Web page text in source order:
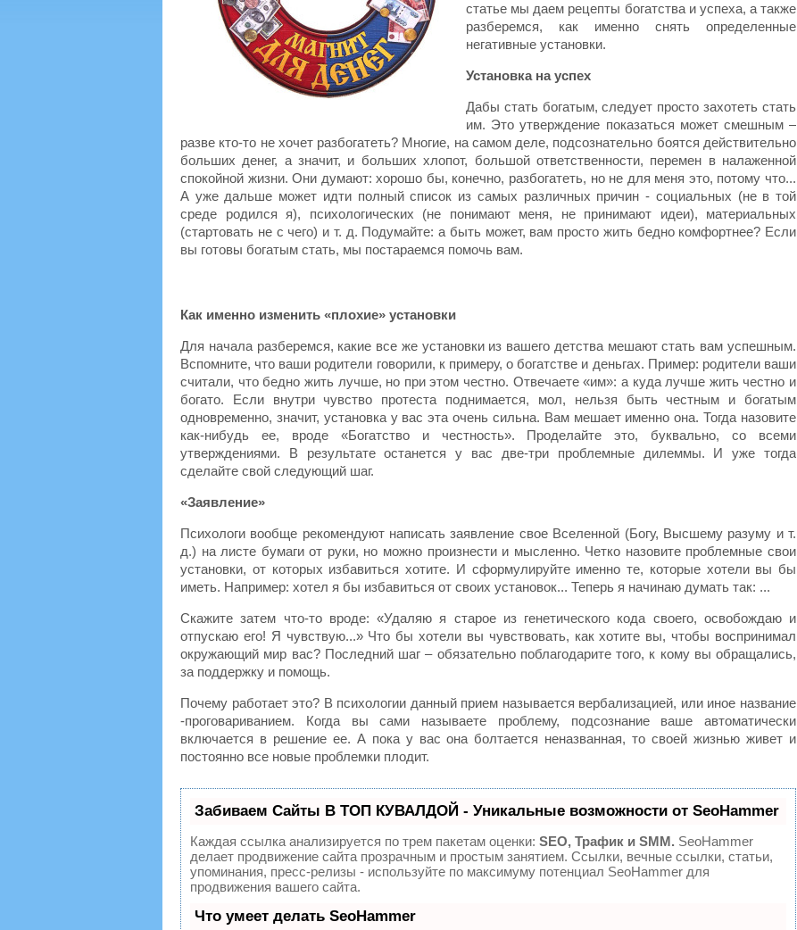
статье мы даем рецепты богатства и успеха, а также
разберемся, как именно снять определенные
негативные установки.
Установка на успех
Дабы стать богатым, следует просто захотеть стать
им. Это утверждение показаться может смешным –
разве кто-то не хочет разбогатеть? Многие, на самом деле, подсознательно боятся действительно
больших денег, а значит, и больших хлопот, большой ответственности, перемен в налаженной
спокойной жизни. Они думают: хорошо бы, конечно, разбогатеть, но не для меня это, потому что...
А уже дальше может идти полный список из самых различных причин - социальных (не в той
среде родился я), психологических (не понимают меня, не принимают идеи), материальных
(стартовать не с чего) и т. д. Подумайте: а быть может, вам просто жить бедно комфортнее? Если
вы готовы богатым стать, мы постараемся помочь вам.
Как именно изменить «плохие» установки
Для начала разберемся, какие все же установки из вашего детства мешают стать вам успешным.
Вспомните, что ваши родители говорили, к примеру, о богатстве и деньгах. Пример: родители ваши
считали, что бедно жить лучше, но при этом честно. Отвечаете «им»: а куда лучше жить честно и
богато. Если внутри чувство протеста поднимается, мол, нельзя быть честным и богатым
одновременно, значит, установка у вас эта очень сильна. Вам мешает именно она. Тогда назовите
как-нибудь ее, вроде «Богатство и честность». Проделайте это, буквально, со всеми
утверждениями. В результате останется у вас две-три проблемные дилеммы. И уже тогда
сделайте свой следующий шаг.
«Заявление»
Психологи вообще рекомендуют написать заявление свое Вселенной (Богу, Высшему разуму и т.
д.) на листе бумаги от руки, но можно произнести и мысленно. Четко назовите проблемные свои
установки, от которых избавиться хотите. И сформулируйте именно те, которые хотели вы бы
иметь. Например: хотел я бы избавиться от своих установок... Теперь я начинаю думать так: ...
Скажите затем что-то вроде: «Удаляю я старое из генетического кода своего, освобождаю и
отпускаю его! Я чувствую...» Что бы хотели вы чувствовать, как хотите вы, чтобы воспринимал
окружающий мир вас? Последний шаг – обязательно поблагодарите того, к кому вы обращались,
за поддержку и помощь.
Почему работает это? В психологии данный прием называется вербализацией, или иное название
-проговариванием. Когда вы сами называете проблему, подсознание ваше автоматически
включается в решение ее. А пока у вас она болтается неназванная, то своей жизнью живет и
постоянно все новые проблемки плодит.
Забиваем Сайты В ТОП КУВАЛДОЙ - Уникальные возможности от SeoHammer
Каждая ссылка анализируется по трем пакетам оценки: SEO, Трафик и SMM. SeoHammer
делает продвижение сайта прозрачным и простым занятием. Ссылки, вечные ссылки, статьи,
упоминания, пресс-релизы - используйте по максимуму потенциал SeoHammer для
продвижения вашего сайта.
Что умеет делать SeoHammer